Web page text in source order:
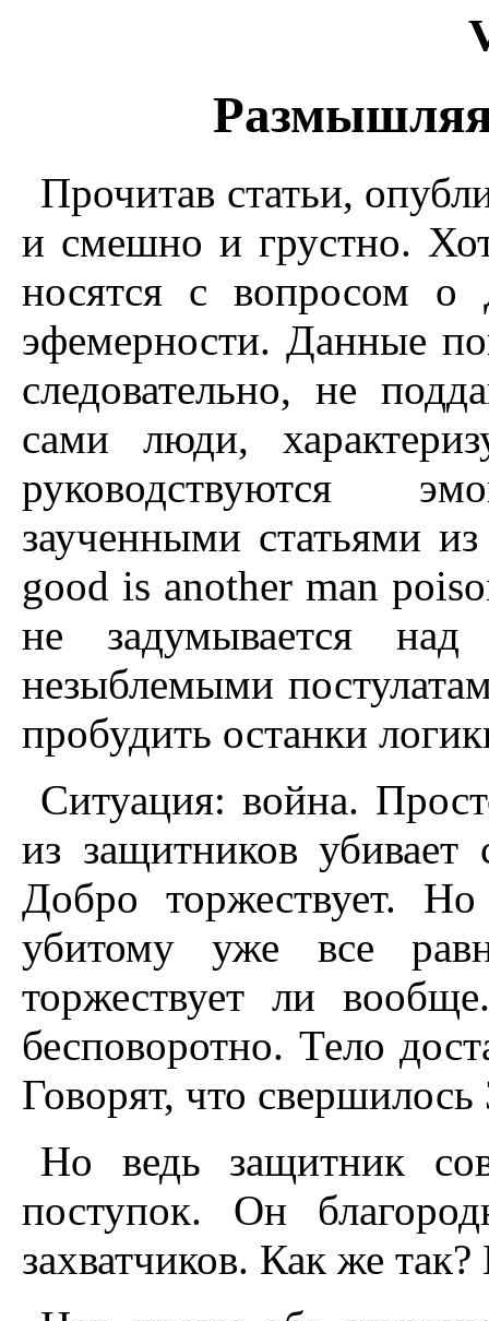
Прочитав статьи,
и смешно и грустно.
носятся с вопросом
эфемерности. Данные
следовательно, не
сами люди,
руководствуются
заученными статьями
good is another man
не задумывается
незыблемыми
пробудить останки
Ситуация: война.
из защитников убивает
Добро торжествует.
убитому уже все
торжествует ли
бесповоротно. Тело
Говорят, что
Но ведь защитник
поступок. Он
захватчиков. Как же